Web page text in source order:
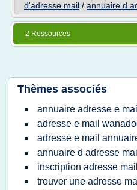
d'adresse mail / annuaire d
2 Ressources
Thèmes associés
annuaire adresse e
adresse e mail
adresse e mail
annuaire d adresse mail
inscription adresse mail
trouver une adresse